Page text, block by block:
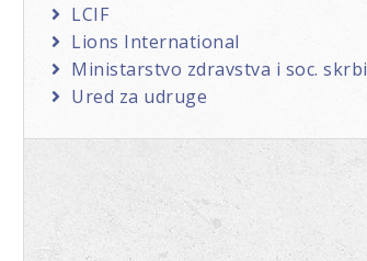
LCIF
Lions International
Ministarstvo zdravstva i soc. skrbi
Ured za udruge